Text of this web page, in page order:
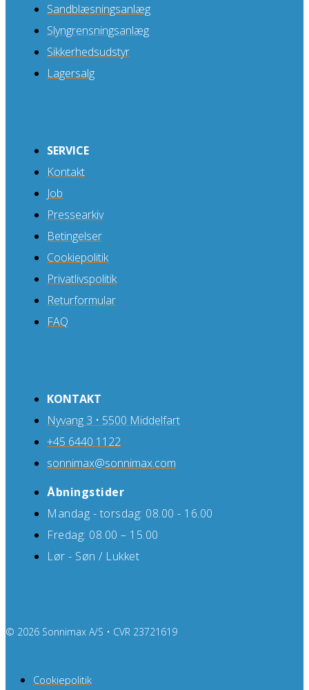
Sandblæsningsanlæg
Slyngrensningsanlæg
Sikkerhedsudstyr
Lagersalg
SERVICE
Kontakt
Job
Pressearkiv
Betingelser
Cookiepolitik
Privatlivspolitik
Returformular
FAQ
KONTAKT
Nyvang 3 • 5500 Middelfart
+45 6440 1122
sonnimax@sonnimax.com
Åbningstider
Mandag - torsdag: 08.00 - 16.00
Fredag: 08.00 – 15.00
Lør - Søn / Lukket
© 2026 Sonnimax A/S • CVR 23721619
Cookiepolitik